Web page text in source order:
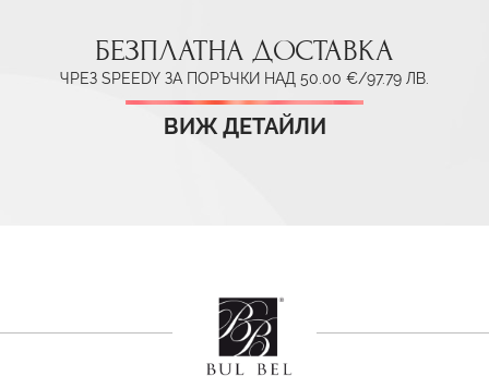
БЕЗПЛАТНА ДОСТАВКА
ЧРЕЗ SPEEDY ЗА ПОРЪЧКИ НАД 50.00 €/97.79 ЛВ.
ВИЖ ДЕТАЙЛИ